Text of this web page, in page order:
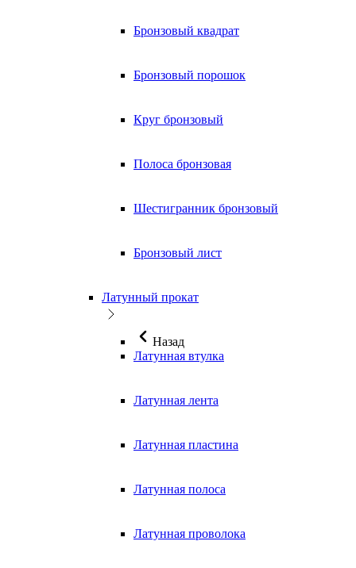
Бронзовый квадрат
Бронзовый порошок
Круг бронзовый
Полоса бронзовая
Шестигранник бронзовый
Бронзовый лист
Латунный прокат
Назад
Латунная втулка
Латунная лента
Латунная пластина
Латунная полоса
Латунная проволока